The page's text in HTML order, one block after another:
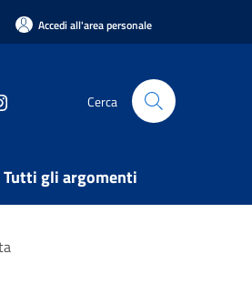
Accedi all'area personale
Cerca
Tutti gli argomenti